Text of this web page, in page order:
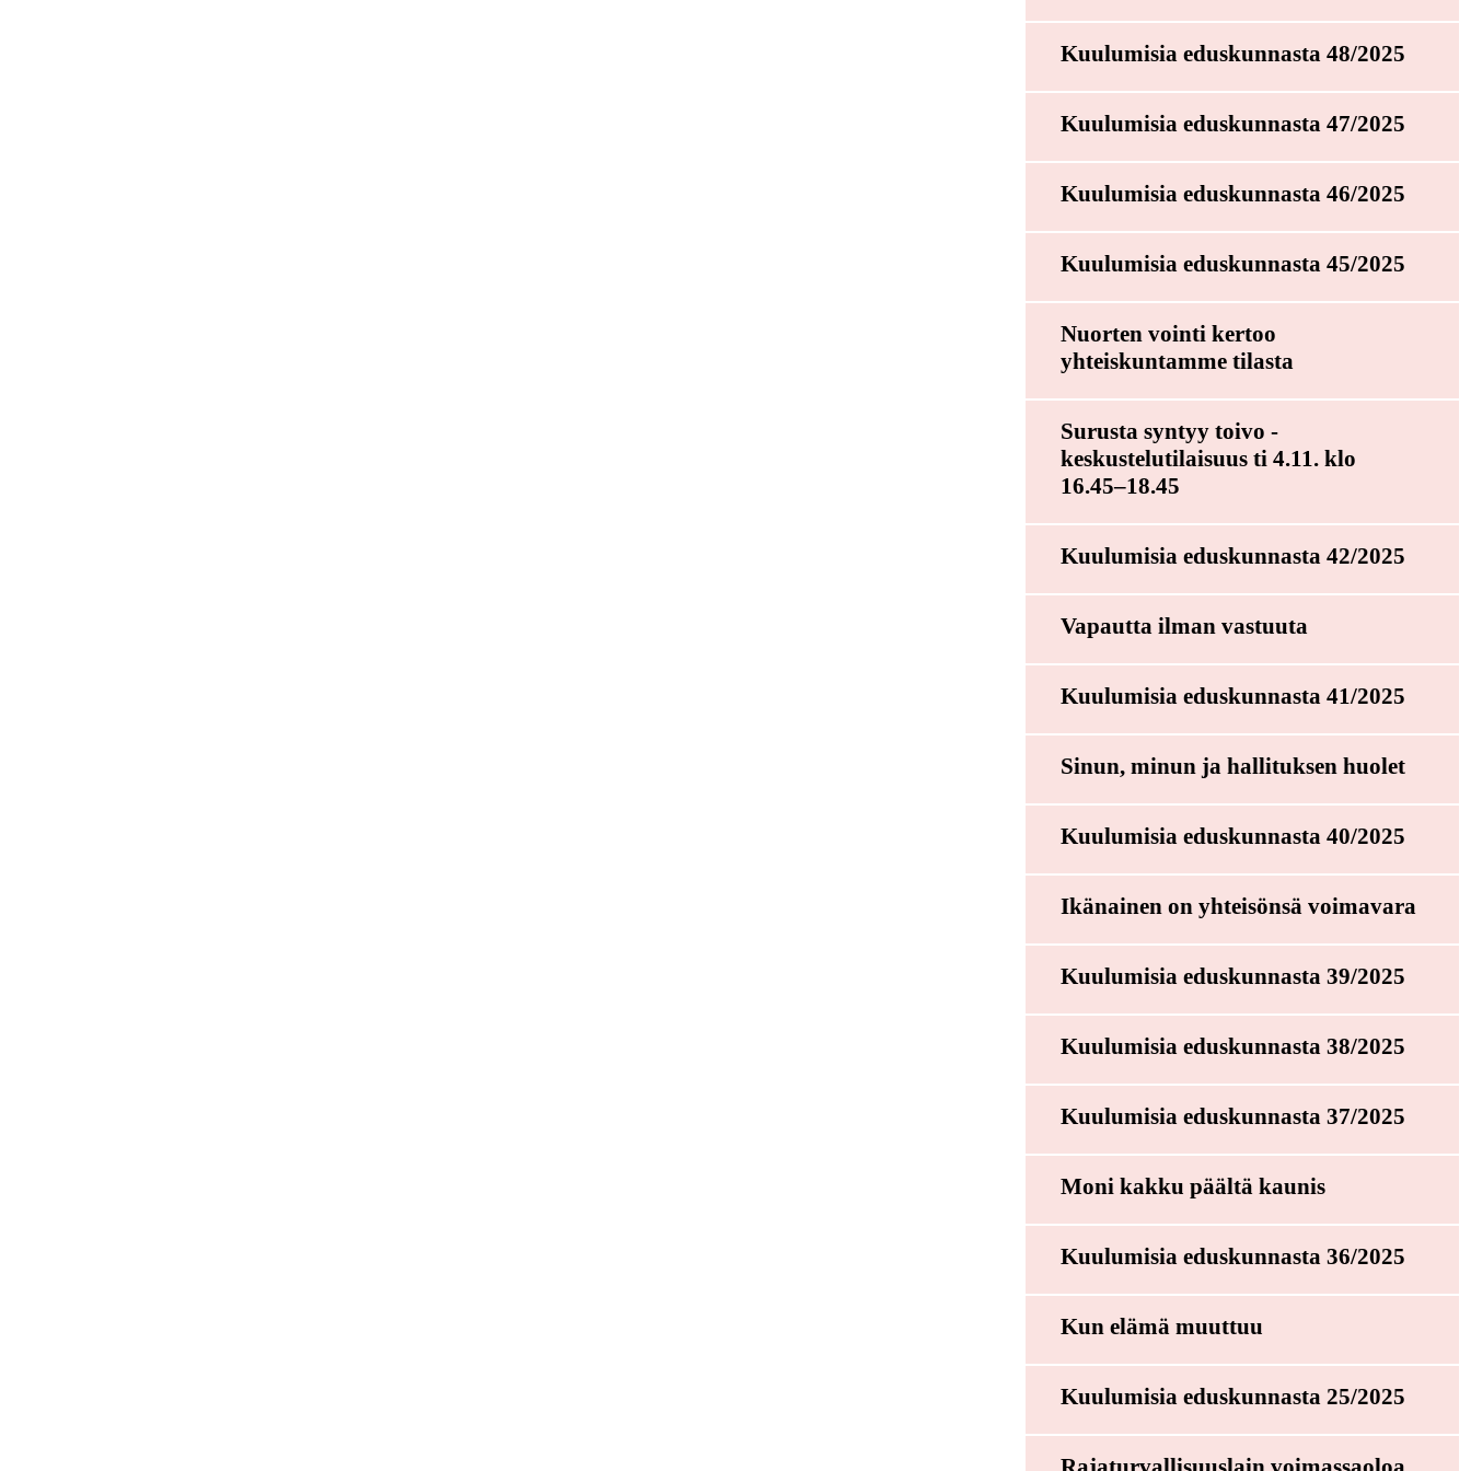
Kuulumisia eduskunnasta 48/2025
Kuulumisia eduskunnasta 47/2025
Kuulumisia eduskunnasta 46/2025
Kuulumisia eduskunnasta 45/2025
Nuorten vointi kertoo
yhteiskuntamme tilasta
Surusta syntyy toivo -
keskustelutilaisuus ti 4.11. klo
16.45–18.45
Kuulumisia eduskunnasta 42/2025
Vapautta ilman vastuuta
Kuulumisia eduskunnasta 41/2025
Sinun, minun ja hallituksen huolet
Kuulumisia eduskunnasta 40/2025
Ikänainen on yhteisönsä voimavara
Kuulumisia eduskunnasta 39/2025
Kuulumisia eduskunnasta 38/2025
Kuulumisia eduskunnasta 37/2025
Moni kakku päältä kaunis
Kuulumisia eduskunnasta 36/2025
Kun elämä muuttuu
Kuulumisia eduskunnasta 25/2025